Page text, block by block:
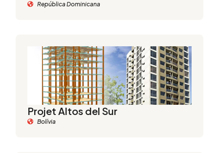
República Dominicana
Projet Altos del Sur
Bolívia